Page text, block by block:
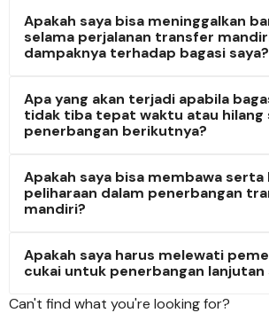
Apakah saya bisa meninggalkan
selama perjalanan transfer
dampaknya terhadap bagasi saya?
Apa yang akan terjadi apabila
tidak tiba tepat waktu atau hilang
penerbangan berikutnya?
Apakah saya bisa membawa serta
peliharaan dalam penerbangan
mandiri?
Apakah saya harus melewati
cukai untuk penerbangan lanjutan
Can't find what you're looking for?